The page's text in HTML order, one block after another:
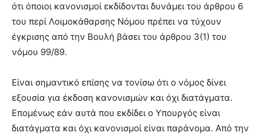
ότι όποιοι κανονισμοί εκδίδονται δυνάμει του άρθρου 6
του περί Λοιμοκάθαρσης Νόμου πρέπει να τύχουν
έγκρισης από την Βουλή βάσει του άρθρου 3(1) του
νόμου 99/89.
Είναι σημαντικό επίσης να τονίσω ότι ο νόμος δίνει
εξουσία για έκδοση κανονισμών και όχι διατάγματα.
Επομένως εάν αυτά που εκδίδει ο Υπουργός είναι
διατάγματα και όχι κανονισμοί είναι παράνομα. Από την